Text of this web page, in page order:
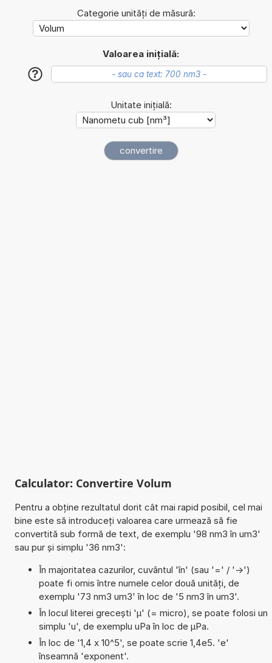
Categorie unități de măsură:
Valoarea inițială:
?
Unitate inițială:
Calculator: Convertire Volum
Pentru a obține rezultatul dorit cât mai rapid posibil, cel mai
bine este să introduceți valoarea care urmează să fie
convertită sub formă de text, de exemplu '98 nm3 în um3'
sau pur și simplu '36 nm3':
În majoritatea cazurilor, cuvântul 'în' (sau '=' / '->')
poate fi omis între numele celor două unități, de
exemplu '73 nm3 um3' în loc de '5 nm3 în um3'.
În locul literei grecești 'µ' (= micro), se poate folosi un
simplu 'u', de exemplu uPa în loc de µPa.
În loc de '1,4 x 10^5', se poate scrie 1,4e5. 'e'
înseamnă 'exponent'.